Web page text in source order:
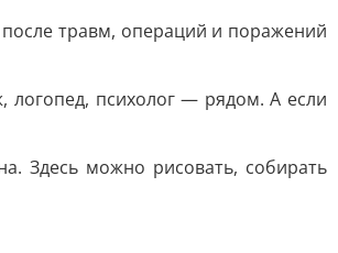
травм, операций и поражений
психолог — рядом. А если
Здесь можно рисовать, собирать